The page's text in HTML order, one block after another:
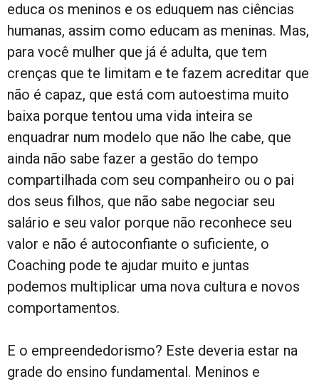
educa os meninos e os eduquem nas ciências
humanas, assim como educam as meninas. Mas,
para você mulher que já é adulta, que tem
crenças que te limitam e te fazem acreditar que
não é capaz, que está com autoestima muito
baixa porque tentou uma vida inteira se
enquadrar num modelo que não lhe cabe, que
ainda não sabe fazer a gestão do tempo
compartilhada com seu companheiro ou o pai
dos seus filhos, que não sabe negociar seu
salário e seu valor porque não reconhece seu
valor e não é autoconfiante o suficiente, o
Coaching pode te ajudar muito e juntas
podemos multiplicar uma nova cultura e novos
comportamentos.
E o empreendedorismo? Este deveria estar na
grade do ensino fundamental. Meninos e